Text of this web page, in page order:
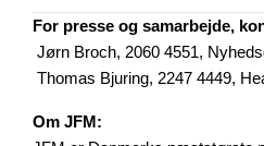
For presse og samarbejde,
Jørn Broch, 2060 4551,
Thomas Bjuring, 2247 4449,
Om JFM: